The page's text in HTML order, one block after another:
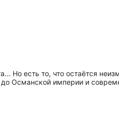
есть то, что остаётся
Османской империи и